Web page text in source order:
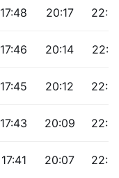
17:48 20:17
17:46 20:14
17:45 20:12
17:43 20:09
17:41 20:07